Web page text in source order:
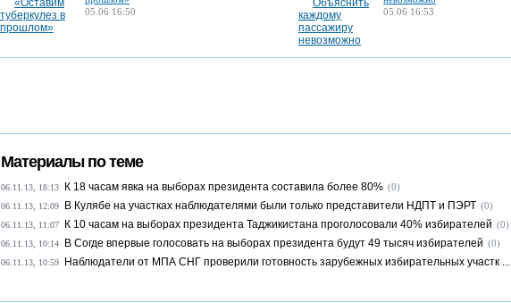
05.06 16:50
05.06 16:53
Материалы по теме
06.11.13, 18:13 К 18 часам явка на выборах президента составила более 80% (0)
06.11.13, 12:09 В Кулябе на участках наблюдателями были только представители НДПТ и ПЭРТ (0)
06.11.13, 11:07 К 10 часам на выборах президента Таджикистана проголосовали 40% избирателей (0)
06.11.13, 10:14 В Согде впервые голосовать на выборах президента будут 49 тысяч избирателей (0)
06.11.13, 10:59 Наблюдатели от МПА СНГ проверили готовность зарубежных избирательных участк ...